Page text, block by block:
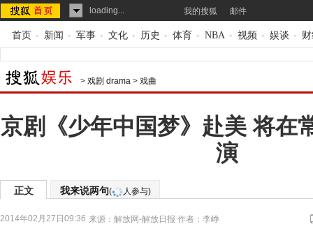
loading... 我的搜狐 邮件
首页 - 新闻 - 军事 - 文化 - 历史 - 体育 - NBA - 视频 - 娱谈 -
> 戏剧 drama > 戏曲
京剧《少年中国梦》赴美 将在
演
正文 我来说两句( 人参与)
2014年02月27日09:36 来源： 解放网-解放日报 作者：李峥